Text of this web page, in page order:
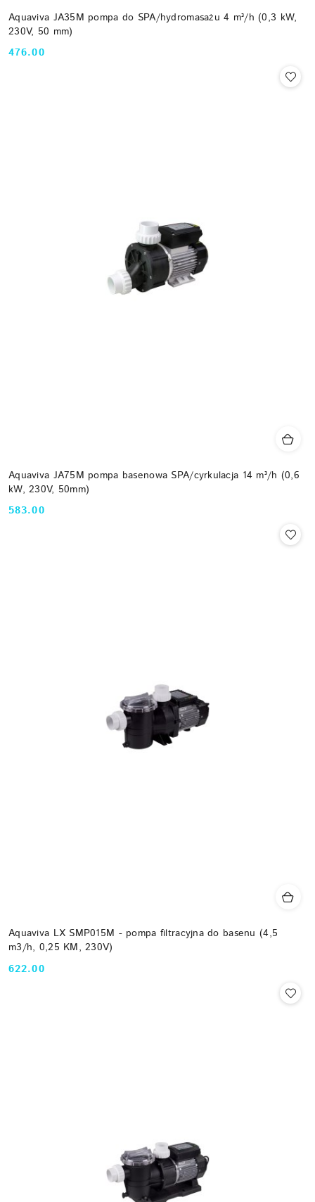
Aquaviva JA35M pompa do SPA/hydromasażu 4 m³/h (0,3 kW,
230V, 50 mm)
Cena:
476.00
Aquaviva JA75M pompa basenowa SPA/cyrkulacja 14 m³/h (0,6
kW, 230V, 50mm)
Cena:
583.00
Aquaviva LX SMP015M - pompa filtracyjna do basenu (4,5
m3/h, 0,25 KM, 230V)
Cena:
622.00